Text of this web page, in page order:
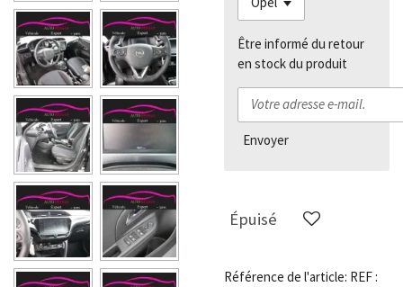
Être informé du retour
en stock du produit
Envoyer
Épuisé
Référence de l'article: REF :